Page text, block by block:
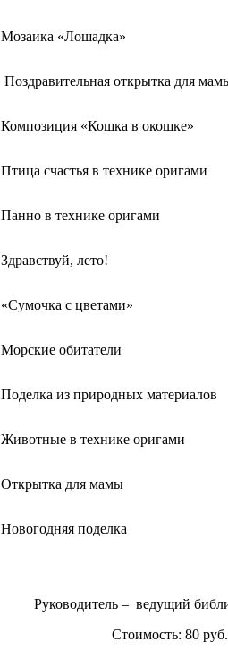
Мозаика «Лошадка»
Поздравительная открытка для
Композиция «Кошка в окошке»
Птица счастья в технике оригами
Панно в технике оригами
Здравствуй, лето!
«Сумочка с цветами»
Морские обитатели
Поделка из природных материалов
Животные в технике оригами
Открытка для мамы
Новогодняя поделка
Руководитель – ведущий
Стоимость: 80